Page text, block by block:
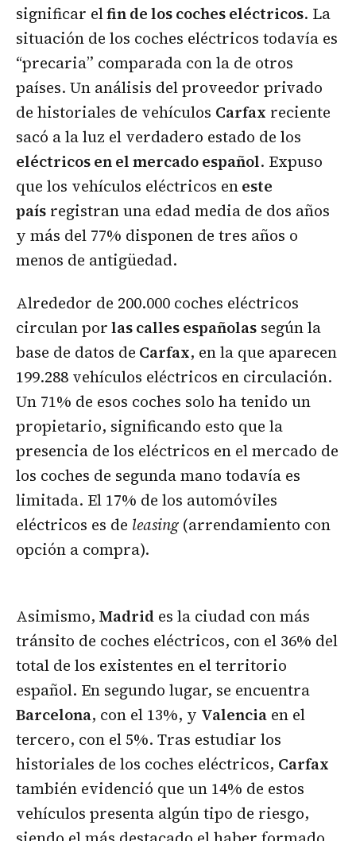
significar elfin de los coches eléctricos. La
situación de los coches eléctricos todavía es
“precaria” comparada con la de otros
países. Un análisis del proveedor privado
de historiales de vehículos Carfax reciente
sacó a la luz el verdadero estado de los
eléctricos en el mercado español. Expuso
que los vehículos eléctricos eneste
país registran una edad media de dos años
y más del 77% disponen de tres años o
menos de antigüedad.
Alrededor de 200.000 coches eléctricos
circulan porlas calles españolas según la
base de datos de Carfax, en la que aparecen
199.288 vehículos eléctricos en circulación.
Un 71% de esos coches solo ha tenido un
propietario, significando esto que la
presencia de los eléctricos en el mercado de
los coches de segunda mano todavía es
limitada. El 17% de los automóviles
eléctricos es de leasing (arrendamiento con
opción a compra).
Asimismo, Madrid es la ciudad con más
tránsito de coches eléctricos, con el 36% del
total de los existentes en el territorio
español. En segundo lugar, se encuentra
Barcelona, con el 13%, y Valencia en el
tercero, con el 5%. Tras estudiar los
historiales de los coches eléctricos, Carfax
también evidenció que un 14% de estos
vehículos presenta algún tipo de riesgo,